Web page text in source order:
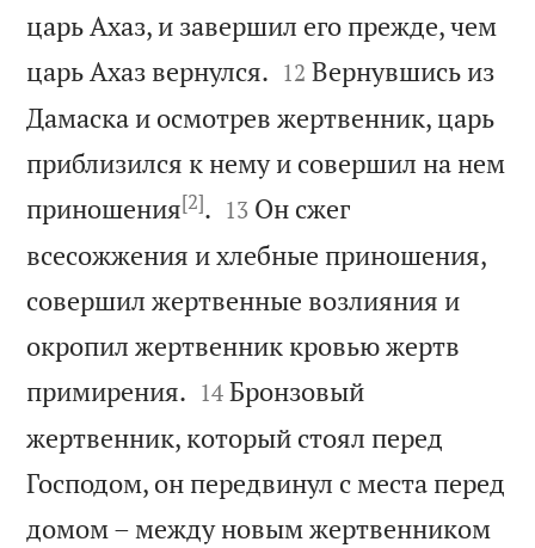
царь Ахаз, и завершил его прежде, чем
царь Ахаз вернулся. 

12 Вернувшись из
Дамаска и осмотрев жертвенник, царь
приблизился к нему и совершил на нем
приношения[2]. 

13 Он сжег
всесожжения и хлебные приношения,
совершил жертвенные возлияния и
окропил жертвенник кровью жертв
примирения. 

14 Бронзовый
жертвенник, который стоял перед
Господом, он передвинул с места перед
домом – между новым жертвенником